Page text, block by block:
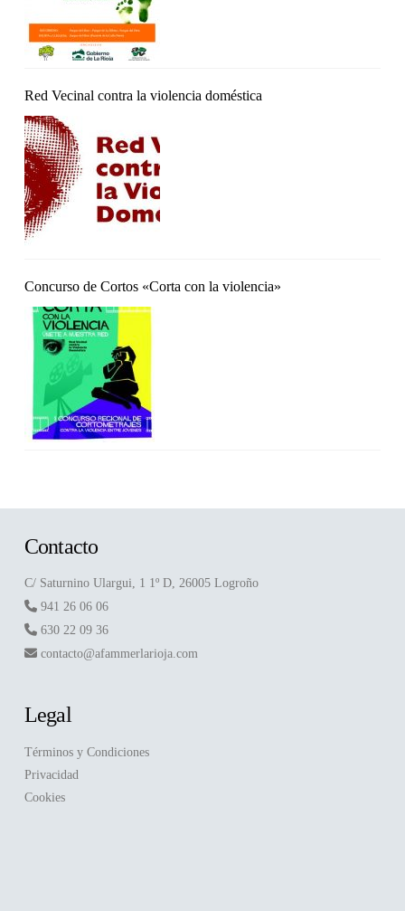
Red Vecinal contra la violencia doméstica
Concurso de Cortos «Corta con la violencia»
Contacto
C/ Saturnino Ulargui, 1 1º D, 26005 Logroño
941 26 06 06
630 22 09 36
contacto@afammerlarioja.com
Legal
Términos y Condiciones
Privacidad
Cookies